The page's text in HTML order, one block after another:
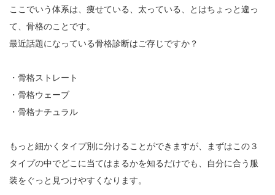
ここでいう体系は、痩せている、太っている、とはちょっと違っ
て、骨格のことです。
最近話題になっている骨格診断はご存じですか？
・骨格ストレート
・骨格ウェーブ
・骨格ナチュラル
もっと細かくタイプ別に分けることができますが、まずはこの３
タイプの中でどこに当てはまるかを知るだけでも、自分に合う服
装をぐっと見つけやすくなります。